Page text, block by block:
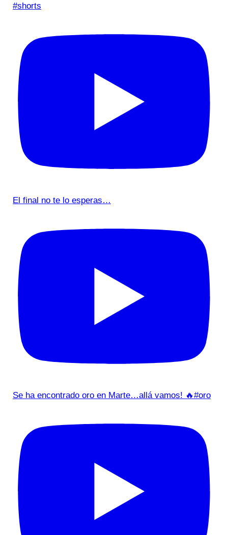
#shorts
El final no te lo esperas…
Se ha encontrado oro en Marte…allá vamos! 🔥#oro